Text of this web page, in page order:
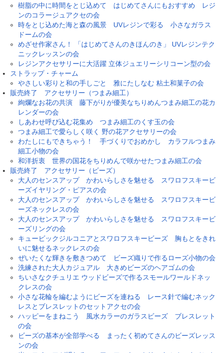
樹脂の中に時間をとじ込めて はじめてさんにもおすすめ レジ
ンのコラージュアクセの会
時をとじ込めた海と森の風景 UVレジンで彩る 小さなガラス
ドームの会
めざせ作家さん！ 「はじめてさんのきほんのき」 UVレジンテク
ニックレッスンの会
レジンアクセサリーに大活躍 立体ジュエリーシリコーン型の会
ストラップ・チャーム
やさしい彩りと和の手しごと 雅にたしなむ 粘土和菓子の会
販売終了 アクセサリー（つまみ細工）
絢爛なお花の共演 藤下がりが優美なちりめんつまみ細工の花カ
レンダーの会
しあわせ呼び込む花集め つまみ細工のくす玉の会
つまみ細工で愛らしく咲く 野の花アクセサリーの会
わたしにもできちゃう！ 手づくりでおめかし カラフルつまみ
細工小物の会
和洋折衷 世界の国花をちりめんで咲かせたつまみ細工の会
販売終了 アクセサリー（ビーズ）
大人のセンスアップ かわいらしさを魅せる スワロフスキービ
ーズイヤリング・ピアスの会
大人のセンスアップ かわいらしさを魅せる スワロフスキービ
ーズネックレスの会
大人のセンスアップ かわいらしさを魅せる スワロフスキービ
ーズリングの会
キュービックジルコニアとスワロフスキービーズ 胸もとをきれ
いに魅せるネックレスの会
ぜいたくな輝きを敷きつめて ビーズ織りで作るローズ小物の会
洗練された大人カジュアル 大きめビーズのヘアゴムの会
ちいさなクチュリエ ウッドビーズで作るスモールワールドネッ
クレスの会
小さな花輪を編むようにビーズを連ねる レース針で編むネック
レスとブレスレットのセットアクセの会
ハッピーをまねこう 風水カラーのガラスビーズ ブレスレット
の会
ビーズの基本が全部学べる まったく初めてさんのビーズレッス
ンの会